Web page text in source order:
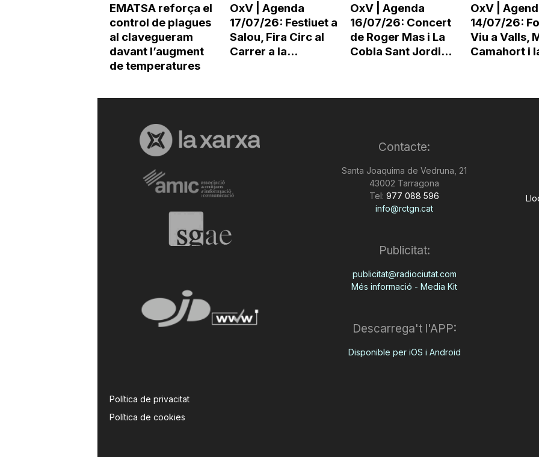
EMATSA reforça el
control de plagues
al clavegueram
davant l’augment
de temperatures
OxV | Agenda
17/07/26: Festiuet a
Salou, Fira Circ al
Carrer a la...
OxV | Agenda
16/07/26: Concert
de Roger Mas i La
Cobla Sant Jordi...
OxV |
14/07/26:
Viu a Valls,
Camahort i
Política de privacitat
Política de cookies
Contacte:
Santa Joaquima de Vedruna, 21
43002 Tarragona
Tel: 977 088 596
info@rctgn.cat
Publicitat:
publicitat@radiociutat.com
Més informació - Media Kit
Descarrega't l'APP:
Disponible per iOS i Android